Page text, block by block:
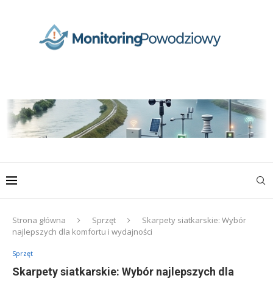
Strona główna Sprzęt
Skarpety siatkarskie: Wybór
najlepszych dla komfortu i wydajności
Sprzęt
Skarpety siatkarskie: Wybór najlepszych dla